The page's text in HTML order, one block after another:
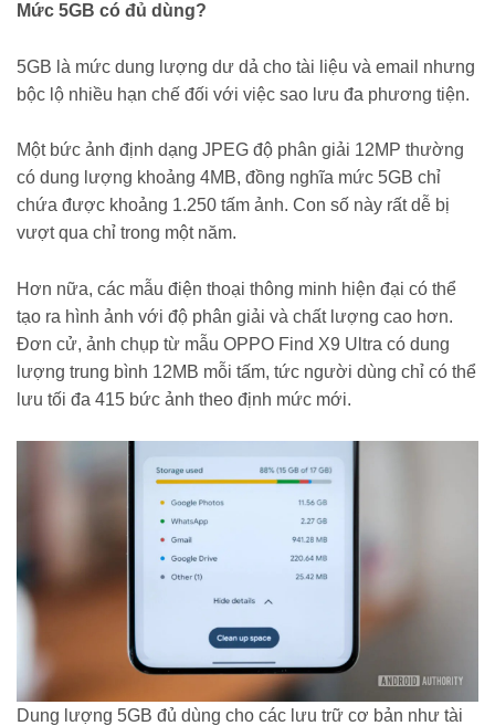
Mức 5GB có đủ dùng?
5GB là mức dung lượng dư dả cho tài liệu và email nhưng
bộc lộ nhiều hạn chế đối với việc sao lưu đa phương tiện.
Một bức ảnh định dạng JPEG độ phân giải 12MP thường
có dung lượng khoảng 4MB, đồng nghĩa mức 5GB chỉ
chứa được khoảng 1.250 tấm ảnh. Con số này rất dễ bị
vượt qua chỉ trong một năm.
Hơn nữa, các mẫu điện thoại thông minh hiện đại có thể
tạo ra hình ảnh với độ phân giải và chất lượng cao hơn.
Đơn cử, ảnh chụp từ mẫu OPPO Find X9 Ultra có dung
lượng trung bình 12MB mỗi tấm, tức người dùng chỉ có thể
lưu tối đa 415 bức ảnh theo định mức mới.
Dung lượng 5GB đủ dùng cho các lưu trữ cơ bản như tài